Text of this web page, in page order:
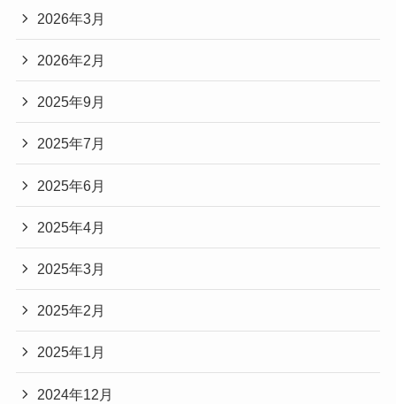
2026年3月
2026年2月
2025年9月
2025年7月
2025年6月
2025年4月
2025年3月
2025年2月
2025年1月
2024年12月